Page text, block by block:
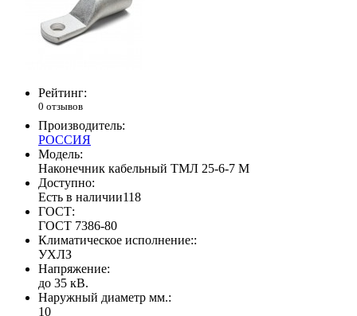
Рейтинг:
0 отзывов
Производитель:
РОССИЯ
Модель:
Наконечник кабельный ТМЛ 25-6-7 М
Доступно:
Есть в наличии118
ГОСТ:
ГОСТ 7386-80
Климатическое исполнение::
УХЛЗ
Напряжение:
до 35 кВ.
Наружный диаметр мм.:
10